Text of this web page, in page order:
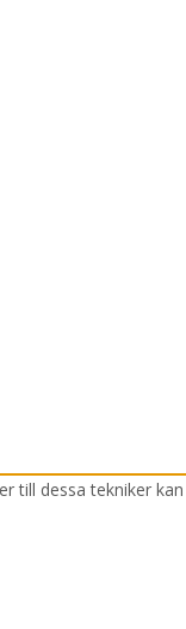
dessa tekniker